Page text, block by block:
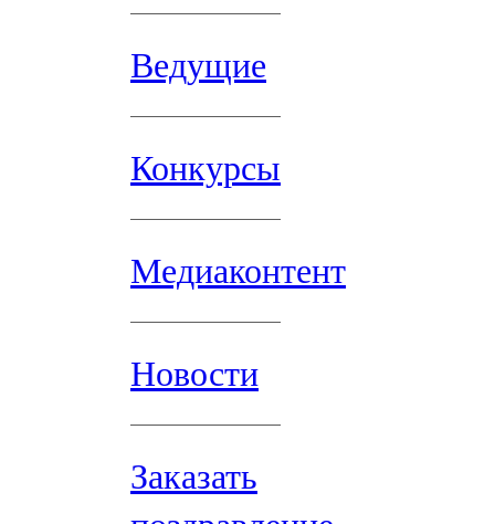
Ведущие
Конкурсы
Медиаконтент
Новости
Заказать